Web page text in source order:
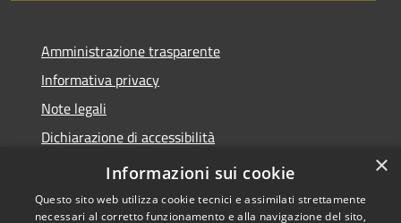
Amministrazione trasparente
Informativa privacy
Note legali
Dichiarazione di accessibilità
Privacy e protezione dei dati
×
Informazioni sui cookie
Questo sito web utilizza cookie tecnici e assimilati strettamente
necessari al corretto funzionamento e alla navigazione del sito,